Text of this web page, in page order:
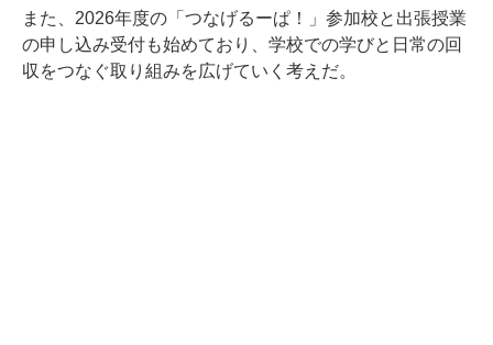
また、2026年度の「つなげるーぱ！」参加校と出張授業
の申し込み受付も始めており、学校での学びと日常の回
収をつなぐ取り組みを広げていく考えだ。